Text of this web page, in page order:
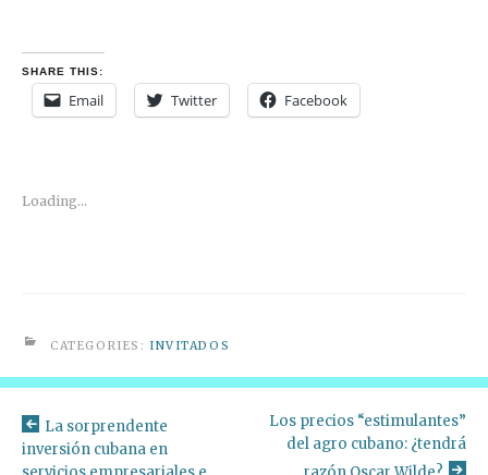
SHARE THIS:
Email Twitter Facebook
Loading...
CATEGORIES: INVITADOS
La sorprendente
inversión cubana en
Los precios “estimulantes”
del agro cubano: ¿tendrá